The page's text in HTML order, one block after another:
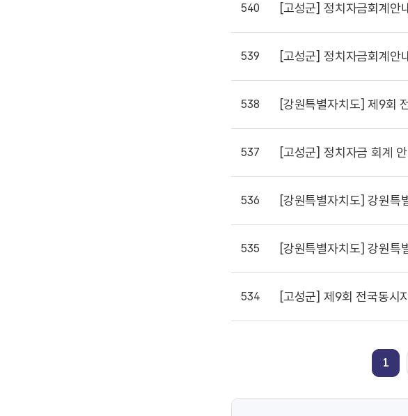
540 [고성군] 정치자금회계안
539 [고성군] 정치자금회계안
538 [강원특별자치도] 제9회
537 [고성군] 정치자금 회계
536 [강원특별자치도] 강원특별
535 [강원특별자치도] 강원특
534 [고성군] 제9회 전국동시
1